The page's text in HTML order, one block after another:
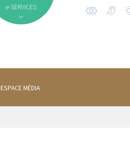
e-SERVICES
ESPACE MÉDIA